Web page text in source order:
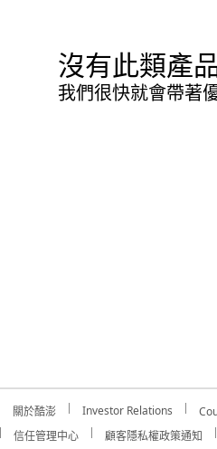
沒有此類產
我們很快就會帶著
關於酷澎 Investor Relations
信任管理中心
顧客隱私權政策通知